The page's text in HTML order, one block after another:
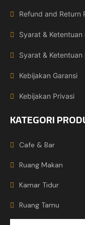
Refund and Return
Syarat & Ketentuan
Syarat & Ketentuan
Kebijakan Garansi
Kebijakan Privasi
KATEGORI
Cafe & Bar
Ruang Makan
Kamar Tidur
Ruang Tamu